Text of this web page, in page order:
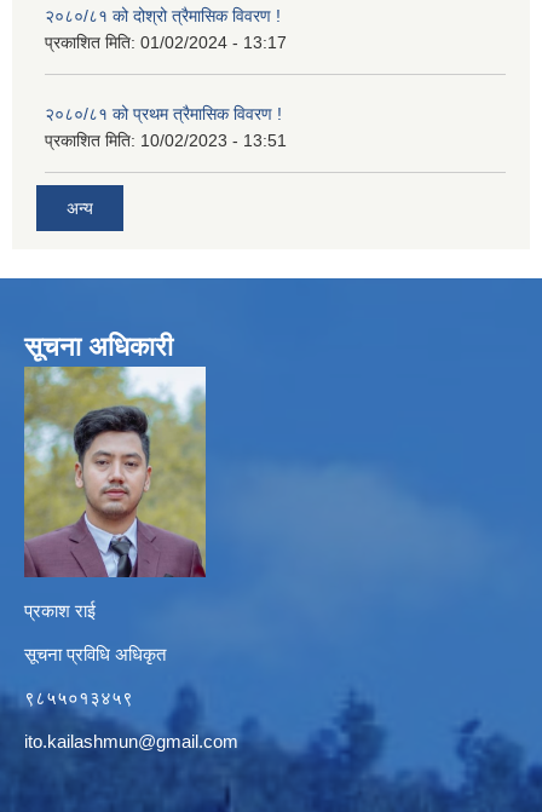
२०८०/८१ को दोश्रो त्रैमासिक विवरण !
प्रकाशित मिति: 01/02/2024 - 13:17
२०८०/८१ को प्रथम त्रैमासिक विवरण !
प्रकाशित मिति: 10/02/2023 - 13:51
अन्य
सूचना अधिकारी
प्रकाश राई
सूचना प्रविधि अधिकृत
९८५५०१३४५९
ito.kailashmun@gmail.com